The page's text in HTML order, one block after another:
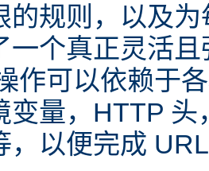
的规则，以及
一个真正灵活
作可以依赖于
变量，HTTP
，以便完成